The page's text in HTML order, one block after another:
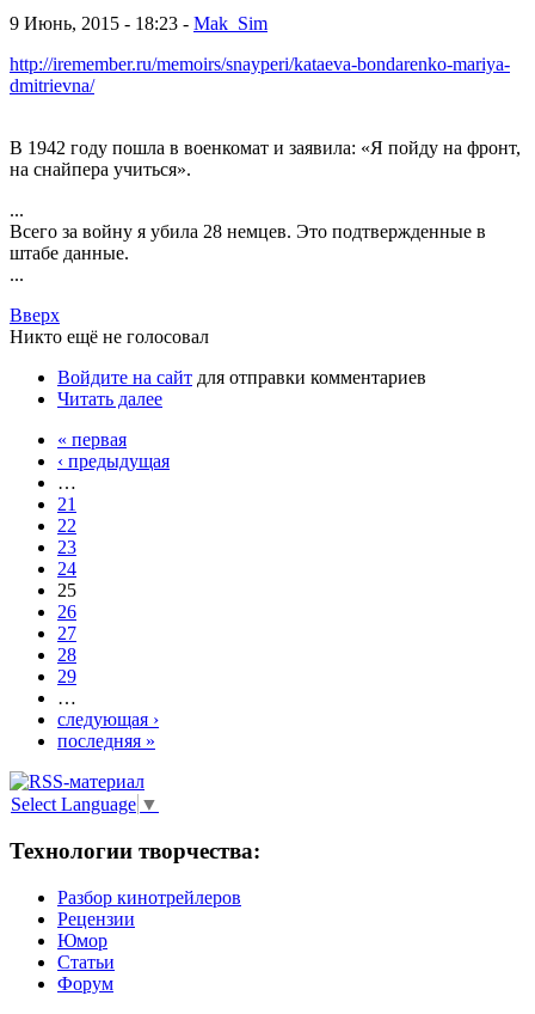
9 Июнь, 2015 - 18:23 - Mak_Sim
http://iremember.ru/memoirs/snayperi/kataeva-bondarenko-mariya-
dmitrievna/
В 1942 году пошла в военкомат и заявила: «Я пойду на фронт,
на снайпера учиться».
...
Всего за войну я убила 28 немцев. Это подтвержденные в
штабе данные.
...
Вверх
Никто ещё не голосовал
Войдите на сайт для отправки комментариев
Читать далее
« первая
‹ предыдущая
…
21
22
23
24
25
26
27
28
29
…
следующая ›
последняя »
Select Language ▼
Технологии творчества:
Разбор кинотрейлеров
Рецензии
Юмор
Статьи
Форум